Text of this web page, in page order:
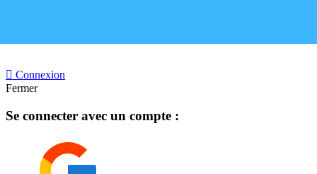
 Connexion
Fermer
Se connecter avec un compte :